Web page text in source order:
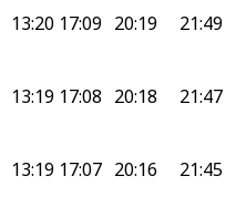
13:2017:09 20:19
21:49
13:1917:08 20:18
21:47
13:1917:07 20:16
21:45